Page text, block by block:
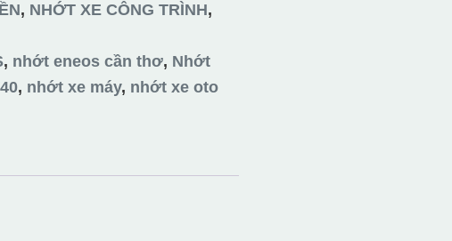
, NHỚT XE CÔNG TRÌNH,
, nhớt eneos cần thơ, Nhớt
, nhớt xe máy, nhớt xe oto